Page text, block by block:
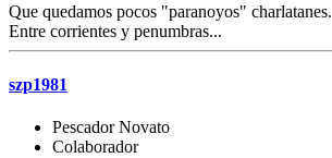
Que quedamos pocos "paranoyos" charlatanes.
Entre corrientes y penumbras...
szp1981
Pescador Novato
Colaborador